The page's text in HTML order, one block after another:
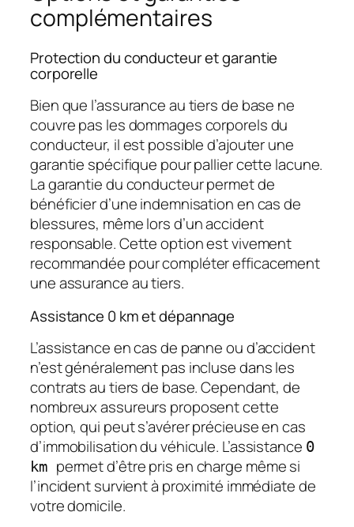
complémentaires
Protection du conducteur et garantie
corporelle
Bien que l’assurance au tiers de base ne
couvre pas les dommages corporels du
conducteur, il est possible d’ajouter une
garantie spécifique pour pallier cette lacune.
Lagarantie du conducteurpermet de
bénéficier d’une indemnisation en cas de
blessures, même lors d’un accident
responsable. Cette option est vivement
recommandée pour compléter efficacement
une assurance au tiers.
Assistance 0 km et dépannage
L’assistance en cas de panne ou d’accident
n’est généralement pas incluse dans les
contrats au tiers de base. Cependant, de
nombreux assureurs proposent cette
option, qui peut s’avérer précieuse en cas
d’immobilisation du véhicule. L’assistance 0
km permet d’être pris en charge même si
l’incident survient à proximité immédiate de
votre domicile.